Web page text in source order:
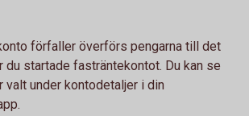
förfaller överförs pengarna till det
du startade fasträntekontot. Du kan se
valt under kontodetaljer i din